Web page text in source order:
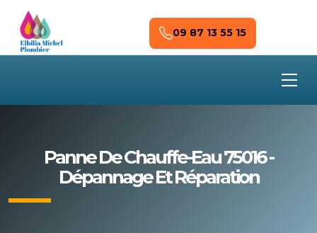
Skip to main content
09 87 13 55 15
Panne De Chauffe-Eau 75016 -
Dépannage Et Réparation